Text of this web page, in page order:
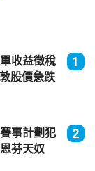
收益徵稅
股價急跌
1
事計劃犯
芬天奴
2